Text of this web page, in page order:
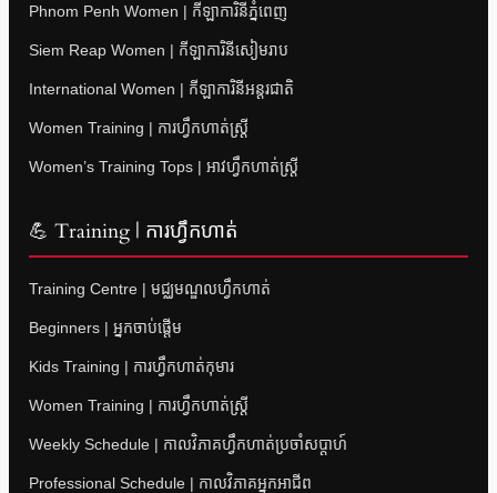
Phnom Penh Women | កីឡាការិនីភ្នំពេញ
Siem Reap Women | កីឡាការិនីសៀមរាប
International Women | កីឡាការិនីអន្តរជាតិ
Women Training | ការហ្វឹកហាត់ស្ត្រី
Women’s Training Tops | អាវហ្វឹកហាត់ស្ត្រី
💪 Training | ការហ្វឹកហាត់
Training Centre | មជ្ឈមណ្ឌលហ្វឹកហាត់
Beginners | អ្នកចាប់ផ្តើម
Kids Training | ការហ្វឹកហាត់កុមារ
Women Training | ការហ្វឹកហាត់ស្ត្រី
Weekly Schedule | កាលវិភាគហ្វឹកហាត់ប្រចាំសប្តាហ៍
Professional Schedule | កាលវិភាគអ្នកអាជីព